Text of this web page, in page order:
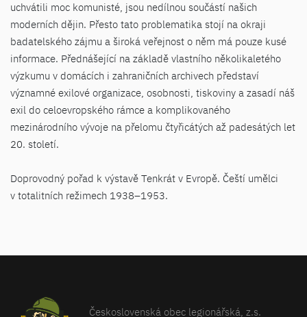
uchvátili moc komunisté, jsou nedílnou součástí našich
moderních dějin. Přesto tato problematika stojí na okraji
badatelského zájmu a široká veřejnost o něm má pouze kusé
informace. Přednášející na základě vlastního několikaletého
výzkumu v domácích i zahraničních archivech představí
významné exilové organizace, osobnosti, tiskoviny a zasadí náš
exil do celoevropského rámce a komplikovaného
mezinárodního vývoje na přelomu čtyřicátých až padesátých let
20. století.
Doprovodný pořad k výstavě Tenkrát v Evropě. Čeští umělci
v totalitních režimech 1938–1953.
Československá obec legionářská, z.s.